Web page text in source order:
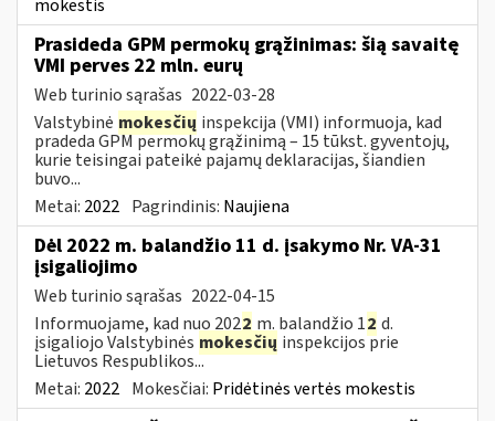
mokestis
Prasideda GPM permokų grąžinimas: šią savaitę
VMI perves 22 mln. eurų
Web turinio sąrašas 2022-03-28
Valstybinė mokesčių inspekcija (VMI) informuoja, kad
pradeda GPM permokų grąžinimą – 15 tūkst. gyventojų,
kurie teisingai pateikė pajamų deklaracijas, šiandien
buvo...
Metai: 2022 Pagrindinis: Naujiena
Dėl 2022 m. balandžio 11 d. įsakymo Nr. VA-31
įsigaliojimo
Web turinio sąrašas 2022-04-15
Informuojame, kad nuo 2022 m. balandžio 12 d.
įsigaliojo Valstybinės mokesčių inspekcijos prie
Lietuvos Respublikos...
Metai: 2022 Mokesčiai: Pridėtinės vertės mokestis